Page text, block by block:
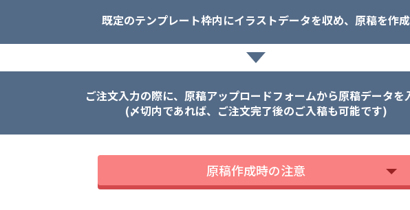
既定のテンプレート枠内にイラストデータを収め、原稿を作成
ご注文入力の際に、原稿アップロードフォームから原稿データを
(〆切内であれば、ご注文完了後のご入稿も可能です)
原稿作成時の注意